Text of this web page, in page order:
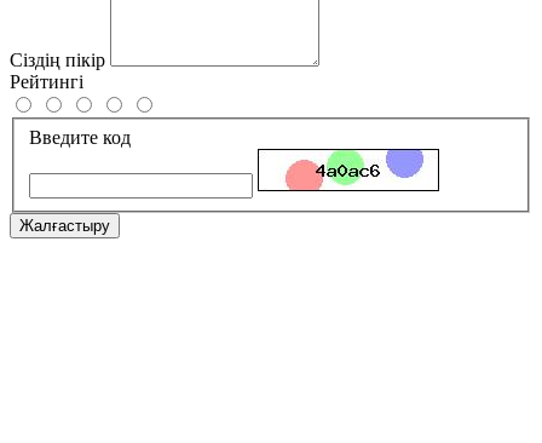
Сіздің пікір
Рейтингі
Введите код
Жалғастыру